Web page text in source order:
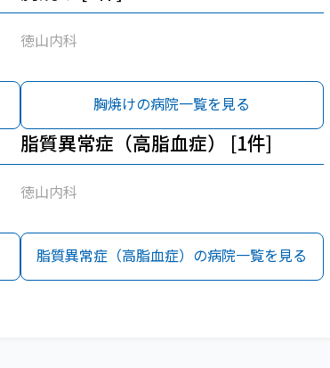
徳山内科
胸焼けの病院一覧を見る
脂質異常症（高脂血症） [1件]
徳山内科
脂質異常症（高脂血症）の病院一覧を見る